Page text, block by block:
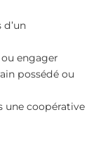
engager
possédé ou
une coopérative